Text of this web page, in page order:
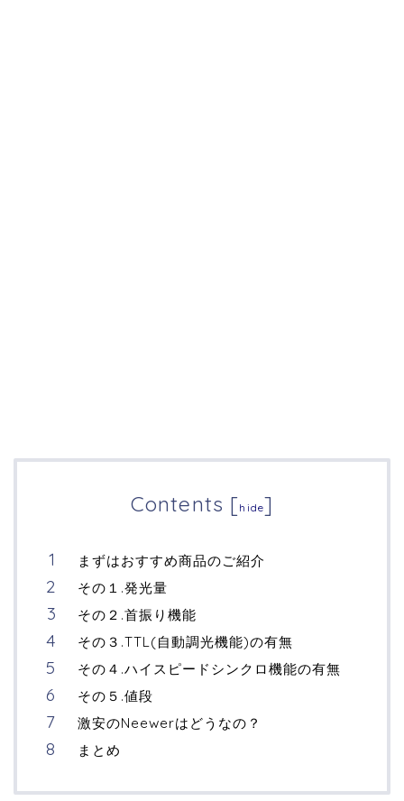
Contents [hide]
まずはおすすめ商品のご紹介
その１.発光量
その２.首振り機能
その３.TTL(自動調光機能)の有無
その４.ハイスピードシンクロ機能の有無
その５.値段
激安のNeewerはどうなの？
まとめ